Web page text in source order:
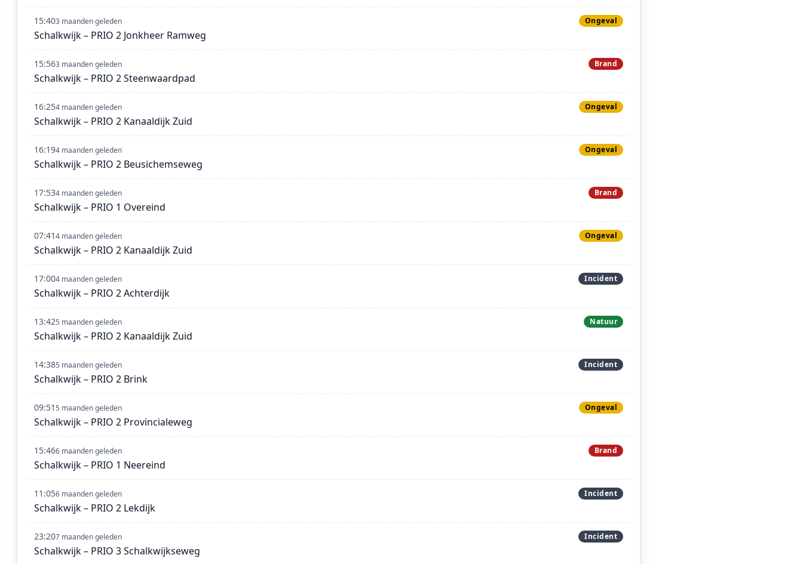
15:403 maanden geleden Ongeval
Schalkwijk – PRIO 2 Jonkheer Ramweg
15:563 maanden geleden Brand
Schalkwijk – PRIO 2 Steenwaardpad
16:254 maanden geleden Ongeval
Schalkwijk – PRIO 2 Kanaaldijk Zuid
16:194 maanden geleden Ongeval
Schalkwijk – PRIO 2 Beusichemseweg
17:534 maanden geleden Brand
Schalkwijk – PRIO 1 Overeind
07:414 maanden geleden Ongeval
Schalkwijk – PRIO 2 Kanaaldijk Zuid
17:004 maanden geleden Incident
Schalkwijk – PRIO 2 Achterdijk
13:425 maanden geleden Natuur
Schalkwijk – PRIO 2 Kanaaldijk Zuid
14:385 maanden geleden Incident
Schalkwijk – PRIO 2 Brink
09:515 maanden geleden Ongeval
Schalkwijk – PRIO 2 Provincialeweg
15:466 maanden geleden Brand
Schalkwijk – PRIO 1 Neereind
11:056 maanden geleden Incident
Schalkwijk – PRIO 2 Lekdijk
23:207 maanden geleden Incident
Schalkwijk – PRIO 3 Schalkwijkseweg